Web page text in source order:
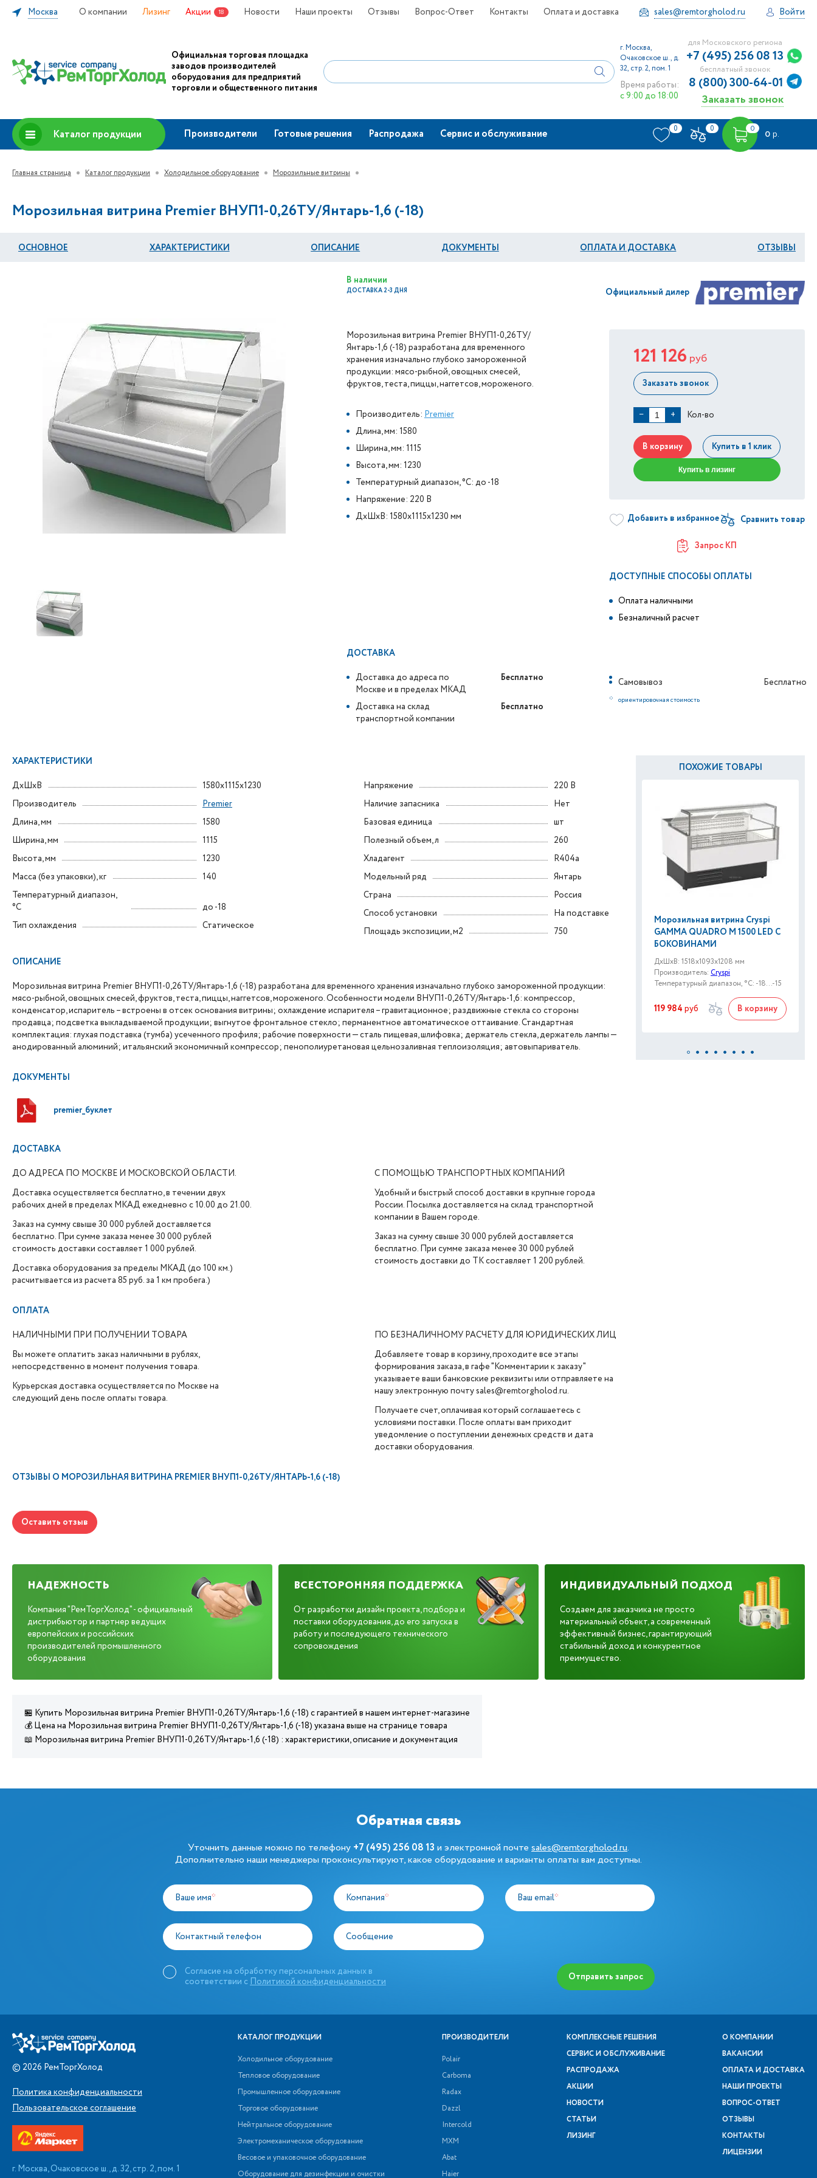
Москва О компании Лизинг Акции 18 Новости Наши проекты Отзывы Вопрос-Ответ Контакты Оплата и доставка sales@remtorgholod.ru Войти
Официальная торговая площадка
заводов производителей
оборудования для предприятий
торговли и общественного питания
г. Москва,
Очаковское ш., д.
32, стр. 2, пом. 1
Время работы:
с 9:00 до 18:00
для Московского региона
+7 (495) 256 08 13
бесплатный звонок
8 (800) 300-64-01
Заказать звонок
Каталог продукции Производители Готовые решения Распродажа Сервис и обслуживание 0 0 0
0 р.
Главная страница Каталог продукции Холодильное оборудование Морозильные витрины
Морозильная витрина Premier ВНУП1-0,26ТУ/Янтарь-1,6 (-18)
ОСНОВНОЕ ХАРАКТЕРИСТИКИ ОПИСАНИЕ ДОКУМЕНТЫ ОПЛАТА И ДОСТАВКА ОТЗЫВЫ
В наличии
ДОСТАВКА 2-3 ДНЯ Официальный дилер
Морозильная витрина Premier ВНУП1-0,26ТУ/
Янтарь-1,6 (-18) разработана для временного
хранения изначально глубоко замороженной
продукции: мясо-рыбной, овощных смесей,
фруктов, теста, пиццы, наггетсов, мороженого.
Производитель: Premier
Длина, мм: 1580
Ширина, мм: 1115
Высота, мм: 1230
Температурный диапазон, °C: до -18
Напряжение: 220 В
ДxШxВ: 1580x1115x1230 мм
121 126 руб
Заказать звонок
− + Кол-во
В корзину Купить в 1 клик
Купить в лизинг
Добавить в избранное
Запрос КП
ДОСТУПНЫЕ СПОСОБЫ ОПЛАТЫ
Оплата наличными
Безналичный расчет
ДОСТАВКА
Доставка до адреса по
Москве и в пределах МКАД
Бесплатно
Доставка на склад
транспортной компании
Бесплатно
Самовывоз
Бесплатно
* ориентировочная стоимость
ХАРАКТЕРИСТИКИ
ДxШxВ
1580x1115x1230
Производитель
Premier
Длина, мм
1580
Ширина, мм
1115
Высота, мм
1230
Масса (без упаковки), кг
140
Температурный диапазон,
°C
до -18
Тип охлаждения
Статическое
Напряжение
220 В
Наличие запасника
Нет
Базовая единица
шт
Полезный объем, л
260
Хладагент
R404a
Модельный ряд
Янтарь
Страна
Россия
Способ установки
На подставке
Площадь экспозиции, м2
750
ОПИСАНИЕ
Морозильная витрина Premier ВНУП1-0,26ТУ/Янтарь-1,6 (-18) разработана для временного хранения изначально глубоко замороженной продукции:
мясо-рыбной, овощных смесей, фруктов, теста, пиццы, наггетсов, мороженого. Особенности модели ВНУП1-0,26ТУ/Янтарь-1,6: компрессор,
конденсатор, испаритель – встроены в отсек основания витрины; охлаждение испарителя – гравитационное; раздвижные стекла со стороны
продавца; подсветка выкладываемой продукции; выгнутое фронтальное стекло; перманентное автоматическое оттаивание.Стандартная
комплектация: глухая подставка (тумба) усеченного профиля; рабочие поверхности — сталь пищевая, шлифовка; держатель стекла, держатель лампы —
анодированный алюминий; итальянский экономичный компрессор; пенополиуретановая цельнозаливная теплоизоляция; автовыпариватель.
ДОКУМЕНТЫ
premier_буклет
ДОСТАВКА
ДО АДРЕСА ПО МОСКВЕ И МОСКОВСКОЙ ОБЛАСТИ.
Доставка осуществляется бесплатно, в течении двух
рабочих дней в пределах МКАД ежедневно с 10.00 до 21.00.
Заказ на сумму свыше 30 000 рублей доставляется
бесплатно. При сумме заказа менее 30 000 рублей
стоимость доставки составляет 1 000 рублей.
Доставка оборудования за пределы МКАД (до 100 км.)
расчитывается из расчета 85 руб. за 1 км пробега.)
С ПОМОЩЬЮ ТРАНСПОРТНЫХ КОМПАНИЙ
Удобный и быстрый способ доставки в крупные города
России. Посылка доставляется на склад транспортной
компании в Вашем городе.
Заказ на сумму свыше 30 000 рублей доставляется
бесплатно. При сумме заказа менее 30 000 рублей
стоимость доставки до ТК составляет 1 200 рублей.
ОПЛАТА
НАЛИЧНЫМИ ПРИ ПОЛУЧЕНИИ ТОВАРА
Вы можете оплатить заказ наличными в рублях,
непосредственно в момент получения товара.
Курьерская доставка осуществляется по Москве на
следующий день после оплаты товара.
ПО БЕЗНАЛИЧНОМУ РАСЧЕТУ ДЛЯ ЮРИДИЧЕСКИХ ЛИЦ
Добавляете товар в корзину, проходите все этапы
формирования заказа, в гафе "Комментарии к заказу"
указываете ваши банковские реквизиты или отправляете на
нашу электронную почту sales@remtorgholod.ru.
Получаете счет, оплачивая который соглашаетесь с
условиями поставки. После оплаты вам приходит
уведомление о поступлении денежных средств и дата
доставки оборудования.
ОТЗЫВЫ О МОРОЗИЛЬНАЯ ВИТРИНА PREMIER ВНУП1-0,26ТУ/ЯНТАРЬ-1,6 (-18)
Оставить отзыв
ПОХОЖИЕ ТОВАРЫ
Морозильная витрина Cryspi
GAMMA QUADRO M 1500 LED С
БОКОВИНАМИ
ДxШxВ: 1518x1093x1208 мм
Производитель: Cryspi
Температурный диапазон, °C: -18...-15
119 984 руб В корзину
НАДЕЖНОСТЬ
Компания "РемТоргХолод" - официальный
дистрибьютор и партнер ведущих
европейских и российских
производителей промышленного
оборудования
ВСЕСТОРОННЯЯ ПОДДЕРЖКА
От разработки дизайн проекта, подбора и
поставки оборудования, до его запуска в
работу и последующего технического
сопровождения
ИНДИВИДУАЛЬНЫЙ ПОДХОД
Создаем для заказчика не просто
материальный объект, а современный
эффективный бизнес, гарантирующий
стабильный доход и конкурентное
преимущество.
🏪 Купить Морозильная витрина Premier ВНУП1-0,26ТУ/Янтарь-1,6 (-18) с гарантией в нашем интернет-магазине
💰 Цена на Морозильная витрина Premier ВНУП1-0,26ТУ/Янтарь-1,6 (-18) указана выше на странице товара
📖 Морозильная витрина Premier ВНУП1-0,26ТУ/Янтарь-1,6 (-18) : характеристики, описание и документация
Обратная связь
Уточнить данные можно по телефону +7 (495) 256 08 13 и электронной почте sales@remtorgholod.ru.
Дополнительно наши менеджеры проконсультируют, какое оборудование и варианты оплаты вам доступны.
Ваше имя* Компания* Ваш email*
Контактный телефон Сообщение
Согласие на обработку персональных данных в
соответствии сПолитикой конфиденциальности Отправить запрос
© 2026 РемТоргХолод
Политика конфиденциальности
Пользовательское соглашение
г. Москва, Очаковское ш., д. 32, стр. 2, пом. 1
КАТАЛОГ ПРОДУКЦИИ
Холодильное оборудование
Тепловое оборудование
Промышленное оборудование
Торговое оборудование
Нейтральное оборудование
Электромеханическое оборудование
Весовое и упаковочное оборудование
Оборудование для дезинфекции и очистки
ПРОИЗВОДИТЕЛИ
Polair
Carboma
Radax
Dazzl
Intercold
МХМ
Abat
Haier
КОМПЛЕКСНЫЕ РЕШЕНИЯ
СЕРВИС И ОБСЛУЖИВАНИЕ
РАСПРОДАЖА
АКЦИИ
НОВОСТИ
СТАТЬИ
ЛИЗИНГ
О КОМПАНИИ
ВАКАНСИИ
ОПЛАТА И ДОСТАВКА
НАШИ ПРОЕКТЫ
ВОПРОС-ОТВЕТ
ОТЗЫВЫ
КОНТАКТЫ
ЛИЦЕНЗИИ